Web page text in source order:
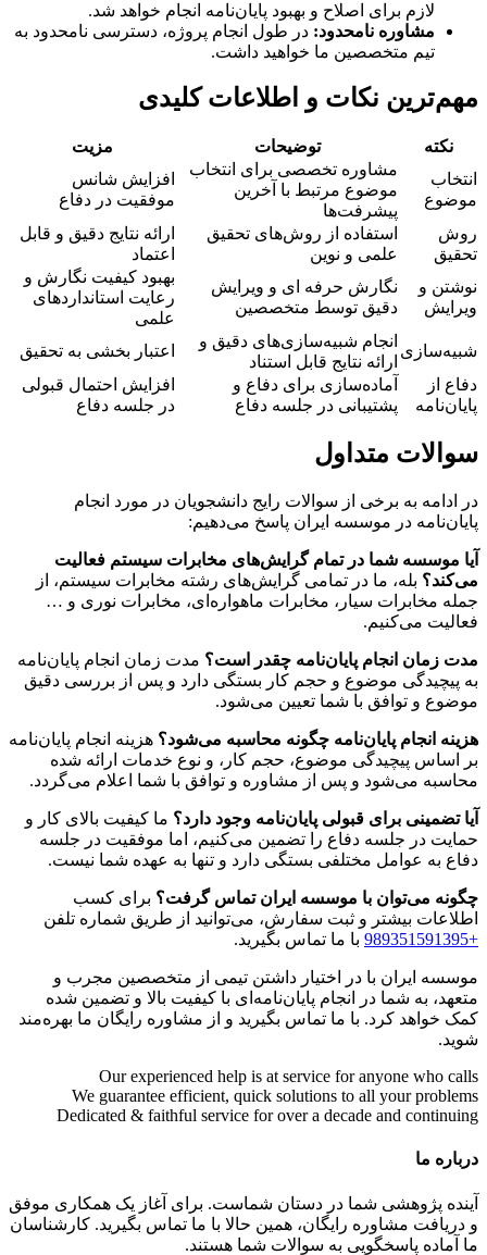
لازم برای اصلاح و بهبود پایان‌نامه انجام خواهد شد.
مشاوره نامحدود: در طول انجام پروژه، دسترسی نامحدود به
تیم متخصصین ما خواهید داشت.
مهم‌ترین نکات و اطلاعات کلیدی
نکته توضیحات
مزیت
انتخاب
موضوع
مشاوره تخصصی برای انتخاب
موضوع مرتبط با آخرین
پیشرفت‌ها
افزایش شانس
موفقیت در دفاع
روش
تحقیق
استفاده از روش‌های تحقیق
علمی و نوین
ارائه نتایج دقیق و قابل
اعتماد
نوشتن و
ویرایش
نگارش حرفه ای و ویرایش
دقیق توسط متخصصین
بهبود کیفیت نگارش و
رعایت استانداردهای
علمی
شبیه‌سازی
انجام شبیه‌سازی‌های دقیق و
ارائه نتایج قابل استناد
اعتبار بخشی به تحقیق
دفاع از
پایان‌نامه
آماده‌سازی برای دفاع و
پشتیبانی در جلسه دفاع
افزایش احتمال قبولی
در جلسه دفاع
سوالات متداول
در ادامه به برخی از سوالات رایج دانشجویان در مورد انجام
پایان‌نامه در موسسه ایران پاسخ می‌دهیم:
آیا موسسه شما در تمام گرایش‌های مخابرات سیستم فعالیت
می‌کند؟ بله، ما در تمامی گرایش‌های رشته مخابرات سیستم، از
جمله مخابرات سیار، مخابرات ماهواره‌ای، مخابرات نوری و …
فعالیت می‌کنیم.
مدت زمان انجام پایان‌نامه چقدر است؟ مدت زمان انجام پایان‌نامه
به پیچیدگی موضوع و حجم کار بستگی دارد و پس از بررسی دقیق
موضوع و توافق با شما تعیین می‌شود.
هزینه انجام پایان‌نامه چگونه محاسبه می‌شود؟ هزینه انجام پایان‌نامه
بر اساس پیچیدگی موضوع، حجم کار، و نوع خدمات ارائه شده
محاسبه می‌شود و پس از مشاوره و توافق با شما اعلام می‌گردد.
آیا تضمینی برای قبولی پایان‌نامه وجود دارد؟ ما کیفیت بالای کار و
حمایت در جلسه دفاع را تضمین می‌کنیم، اما موفقیت در جلسه
دفاع به عوامل مختلفی بستگی دارد و تنها به عهده شما نیست.
چگونه می‌توان با موسسه ایران تماس گرفت؟ برای کسب
اطلاعات بیشتر و ثبت سفارش، می‌توانید از طریق شماره تلفن
+989351591395
با ما تماس بگیرید.
موسسه ایران با در اختیار داشتن تیمی از متخصصین مجرب و
متعهد، به شما در انجام پایان‌نامه‌ای با کیفیت بالا و تضمین شده
کمک خواهد کرد. با ما تماس بگیرید و از مشاوره رایگان ما بهره‌مند
شوید.
Our experienced help is at service for anyone who calls
We guarantee efficient, quick solutions to all your problems
Dedicated & faithful service for over a decade and continuing
درباره ما
آینده پژوهشی شما در دستان شماست. برای آغاز یک همکاری موفق
و دریافت مشاوره رایگان، همین حالا با ما تماس بگیرید. کارشناسان
ما آماده پاسخگویی به سوالات شما هستند.